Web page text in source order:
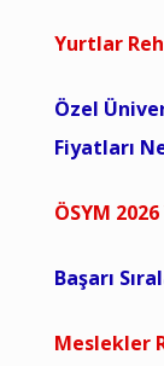
Yurtlar
Özel
Fiyatları
ÖSYM
Başarı
Meslekler